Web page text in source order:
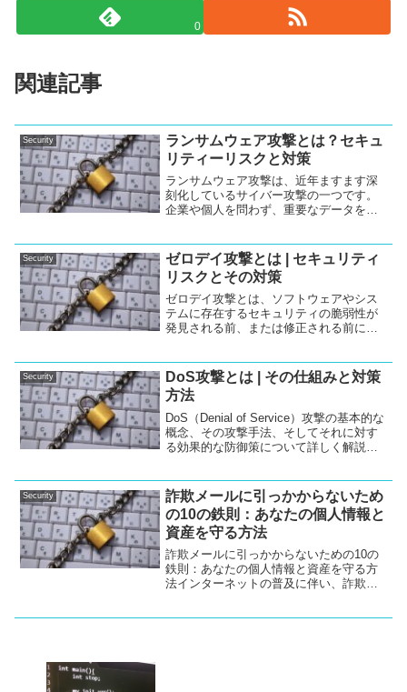
0
関連記事
Security
ランサムウェア攻撃とは？セキュ
リティーリスクと対策
ランサムウェア攻撃は、近年ますます深
刻化しているサイバー攻撃の一つです。
企業や個人を問わず、重要なデータを人
では、ランサムウェア攻撃の仕組みや対
策方法について詳しく解説します。ま
た、リスクを最小限に抑えるための具体
的な対策や、予防の重要性についても説
明します。
Security
ゼロデイ攻撃とは | セキュリティ
リスクとその対策
ゼロデイ攻撃とは、ソフトウェアやシス
テムに存在するセキュリティの脆弱性が
発見される前、または修正される前に攻
影響、そして効果的な対策について解説
します。
Security
DoS攻撃とは | その仕組みと対策
方法
DoS（Denial of Service）攻撃の基本的な
概念、その攻撃手法、そしてそれに対す
る効果的な防御策について詳しく解説し
あり、ビジネスに甚大な影響を与えるこ
とがあります。本記事を通じて、DoS攻
撃のリスクを正しく理解し、適切な対策
を学ぶことができます。
Security
詐欺メールに引っかからないため
の10の鉄則：あなたの個人情報と
資産を守る方法
詐欺メールに引っかからないための10の
鉄則：あなたの個人情報と資産を守る方
法インターネットの普及に伴い、詐欺メ